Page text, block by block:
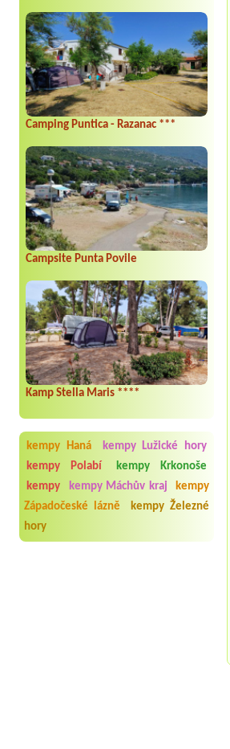
Camping Puntica - Razanac ***
Campsite Punta Povile
Kamp Stella Maris ****
kempy Haná
kempy Lužické hory
kempy Polabí
kempy Krkonoše
kempy
kempy Máchův kraj
kempy
Západočeské lázně
kempy Železné
hory